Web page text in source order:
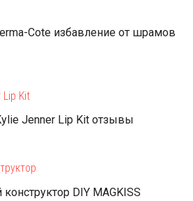
Cote избавление от шрамов
Jenner Lip Kit отзывы
DIY MAGKISS